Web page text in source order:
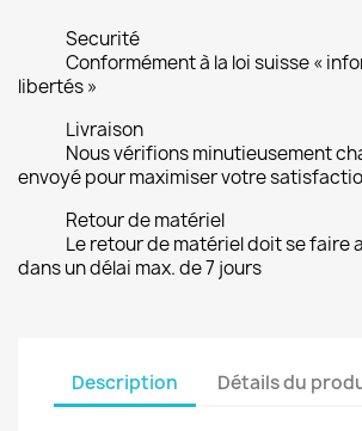
Securité
Conformément à la loi suisse «
libertés »
Livraison
Nous vérifions minutieusement
envoyé pour maximiser votre
Retour de matériel
Le retour de matériel doit se faire
dans un délai max. de 7 jours
Description Détails du